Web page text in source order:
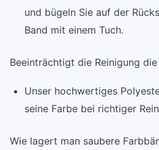
und bügeln Sie auf der
Band mit einem Tuch.
Beeinträchtigt die Reinigung
Unser hochwertiges
seine Farbe bei richtiger
Wie lagert man saubere